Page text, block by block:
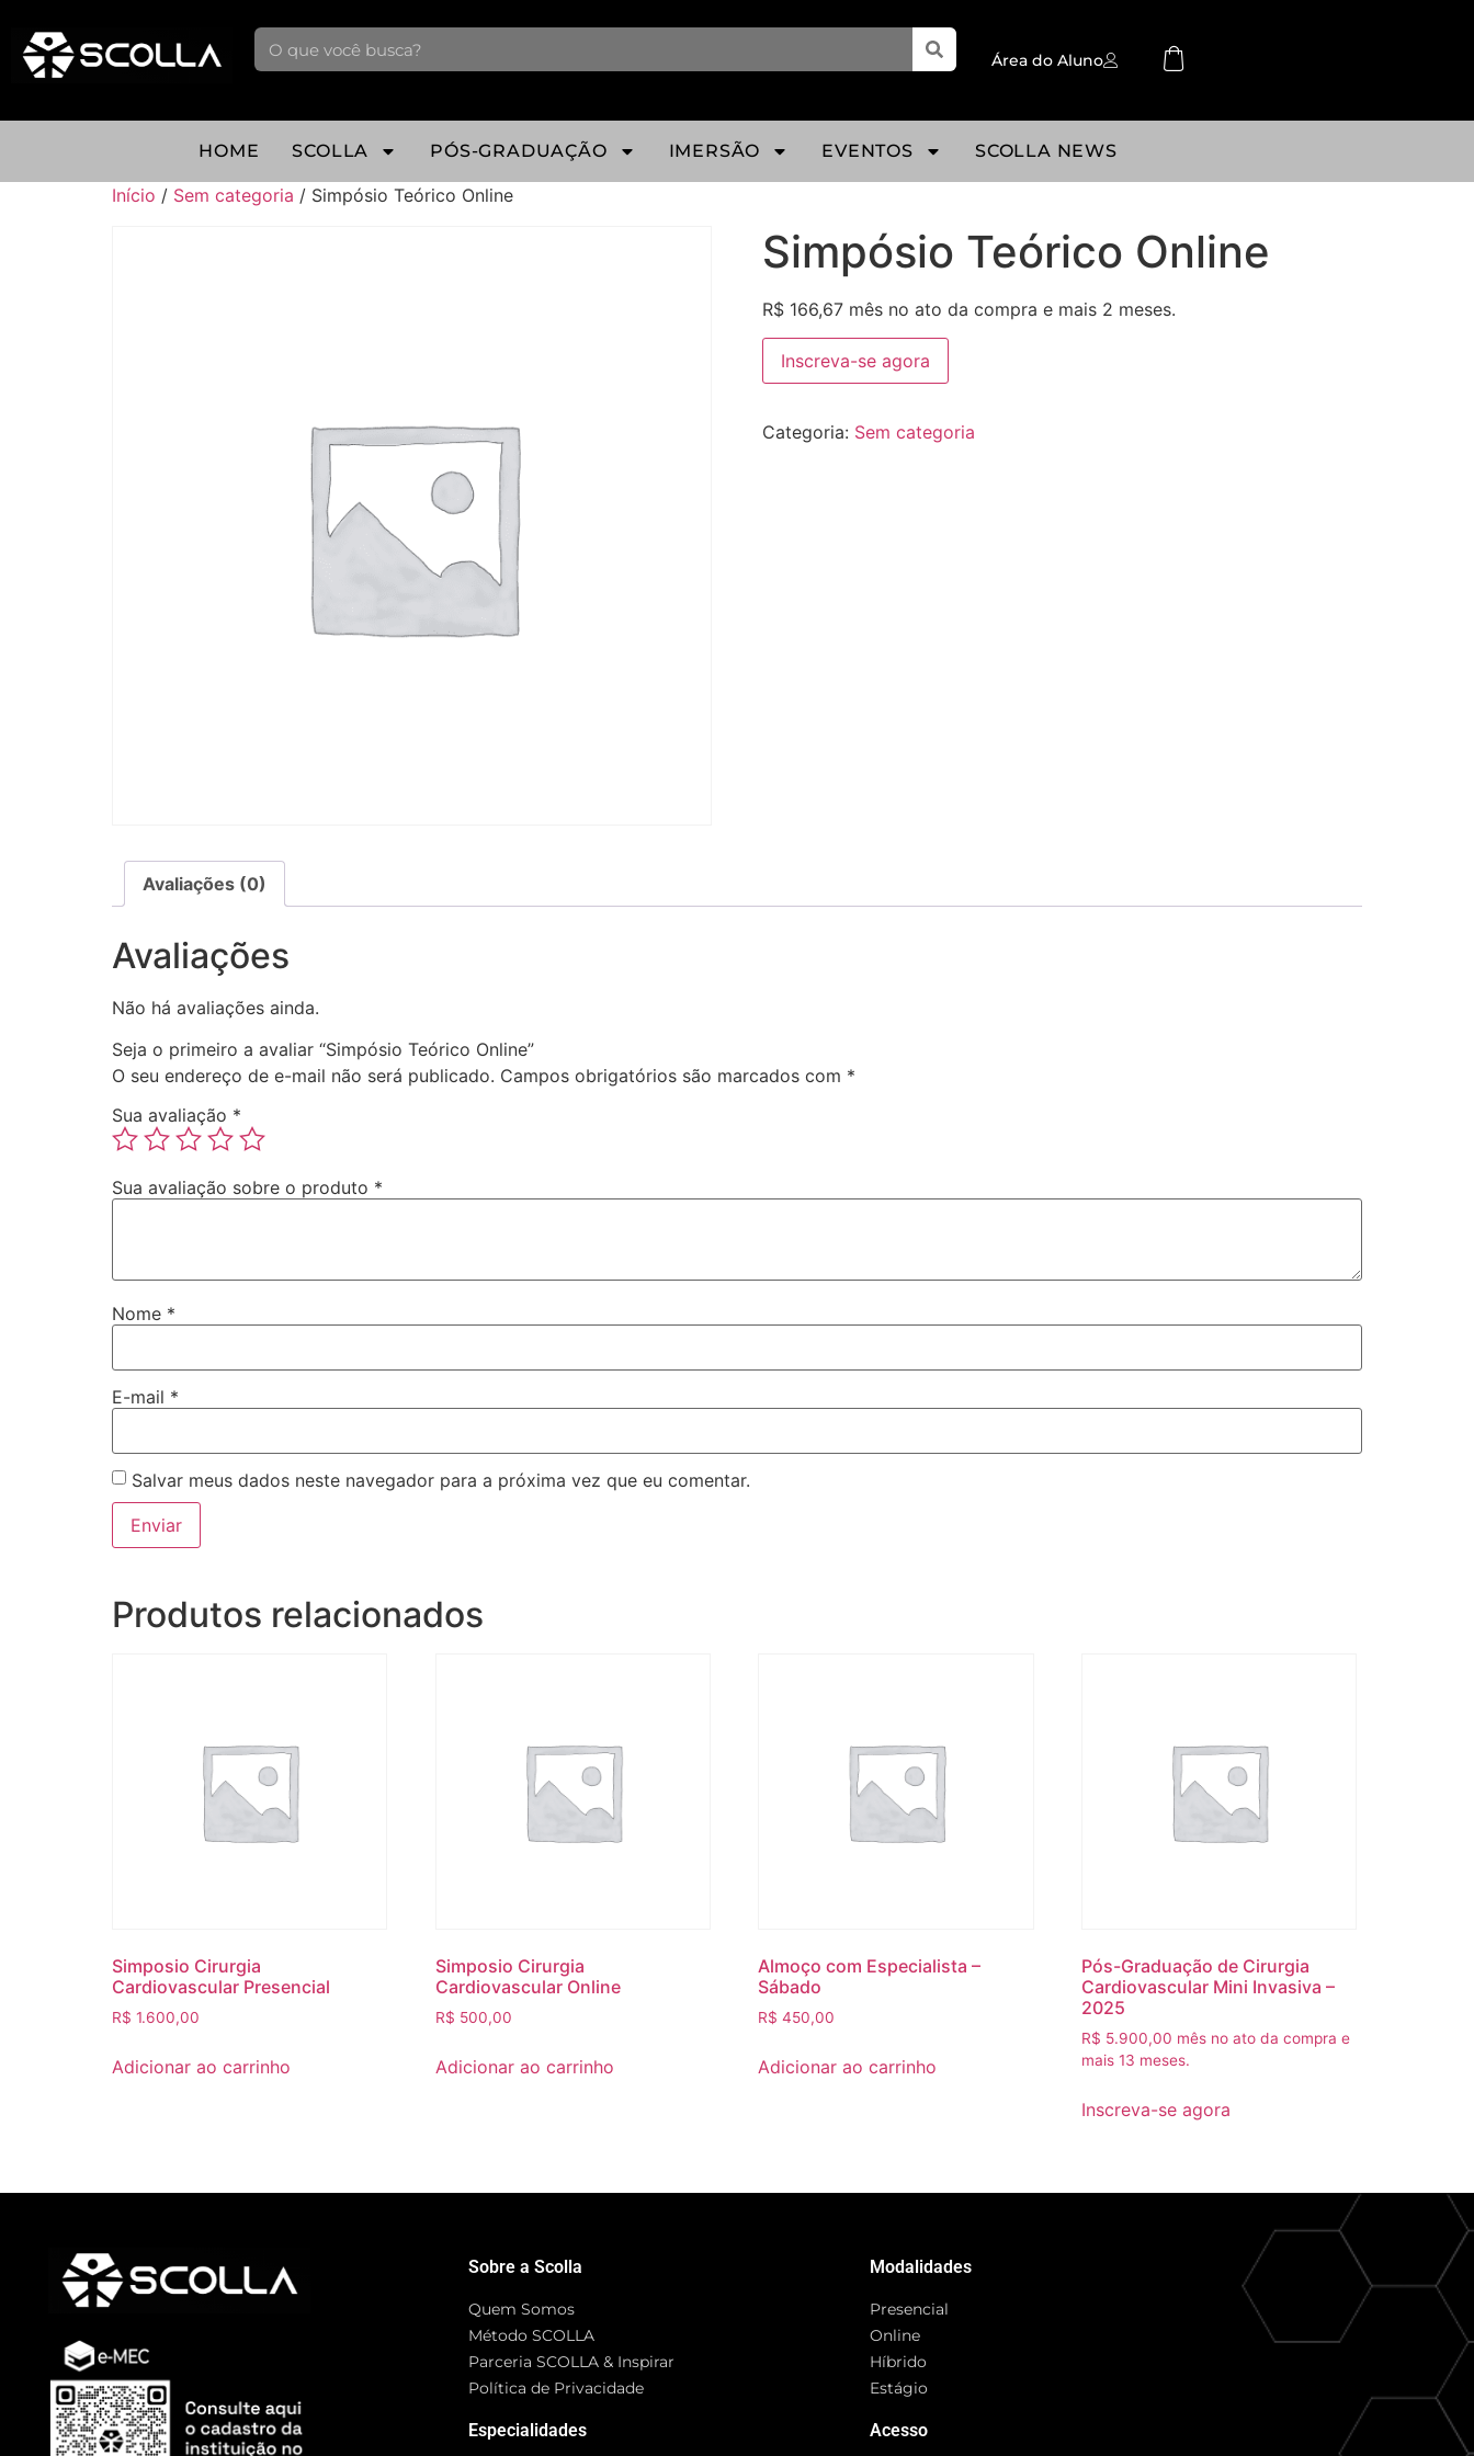
Área do Aluno
HOME SCOLLA PÓS-GRADUAÇÃO IMERSÃO EVENTOS SCOLLA NEWS
Início / Sem categoria / Simpósio Teórico Online
Simpósio Teórico Online
R$166,67 mês no ato da compra e mais 2 meses.
Inscreva-se agora
Categoria: Sem categoria
Avaliações (0)
Avaliações
Não há avaliações ainda.
Seja o primeiro a avaliar “Simpósio Teórico Online”
O seu endereço de e-mail não será publicado. Campos obrigatórios são marcados com *
Sua avaliação *
Sua avaliação sobre o produto *
Nome *
E-mail *
Salvar meus dados neste navegador para a próxima vez que eu comentar.
Produtos relacionados
Simposio Cirurgia
Cardiovascular Presencial
R$ 1.600,00
Adicionar ao carrinho
Simposio Cirurgia
Cardiovascular Online
R$ 500,00
Adicionar ao carrinho
Almoço com Especialista –
Sábado
R$ 450,00
Adicionar ao carrinho
Pós-Graduação de Cirurgia
Cardiovascular Mini Invasiva –
2025
R$ 5.900,00 mês no ato da compra e
mais 13 meses.
Inscreva-se agora
Sobre a Scolla
Quem Somos
Método SCOLLA
Parceria SCOLLA & Inspirar
Política de Privacidade
Especialidades
Modalidades
Presencial
Online
Híbrido
Estágio
Acesso